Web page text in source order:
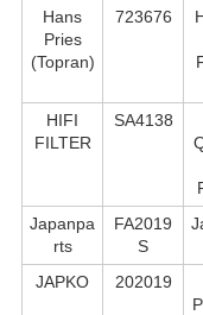
Hans
Pries
(Topran)
723676
HIFI
FILTER
SA4138
Japanpa
rts
FA2019
S
JAPKO 202019